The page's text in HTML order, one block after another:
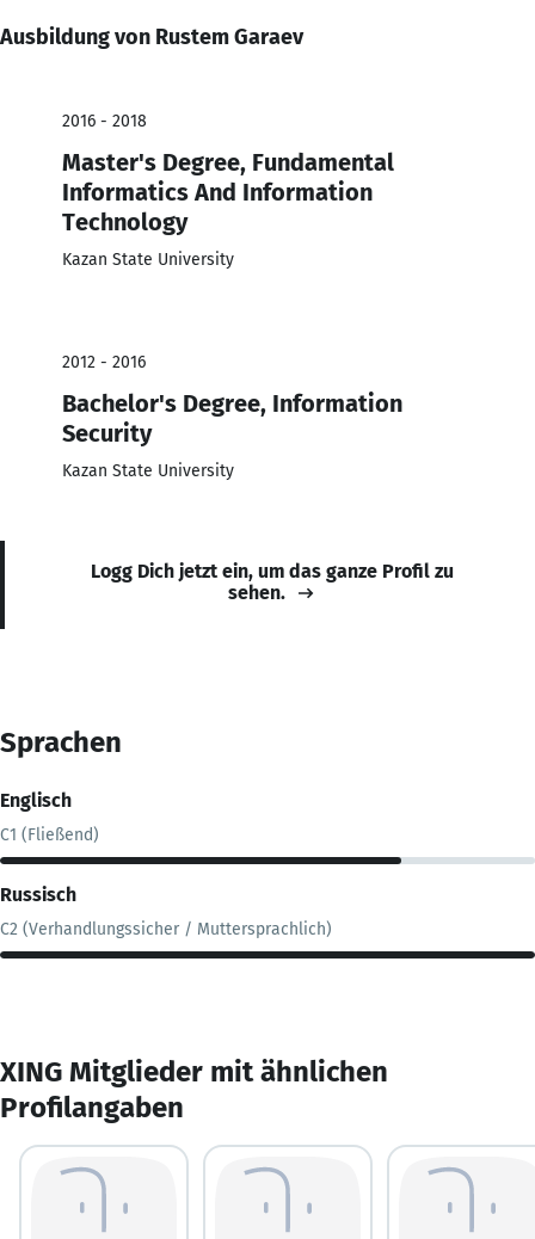
Ausbildung von Rustem Garaev
2016 - 2018
Master's Degree, Fundamental
Informatics And Information
Technology
Kazan State University
2012 - 2016
Bachelor's Degree, Information
Security
Kazan State University
Logg Dich jetzt ein, um das ganze Profil zu
sehen.
Sprachen
Englisch
C1 (Fließend)
Russisch
C2 (Verhandlungssicher / Muttersprachlich)
XING Mitglieder mit ähnlichen
Profilangaben